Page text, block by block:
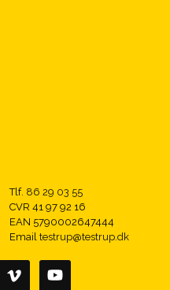
Tlf. 86 29 03 55
CVR 41 97 92 16
EAN 5790002647444
Email testrup@testrup.dk